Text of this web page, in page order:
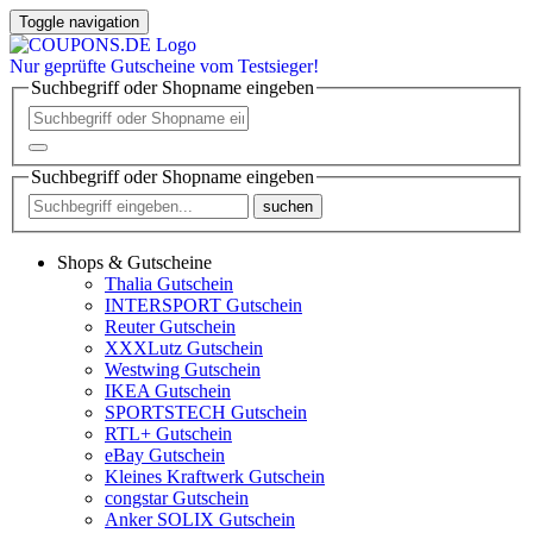
Toggle navigation
Nur geprüfte Gutscheine vom Testsieger!
Suchbegriff oder Shopname eingeben
Suchbegriff oder Shopname eingeben
suchen
Shops & Gutscheine
Thalia Gutschein
INTERSPORT Gutschein
Reuter Gutschein
XXXLutz Gutschein
Westwing Gutschein
IKEA Gutschein
SPORTSTECH Gutschein
RTL+ Gutschein
eBay Gutschein
Kleines Kraftwerk Gutschein
congstar Gutschein
Anker SOLIX Gutschein